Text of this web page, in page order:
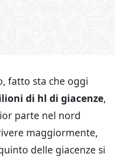
fatto sta che oggi
di hl di giacenze,
parte nel nord
maggiormente,
delle giacenze si